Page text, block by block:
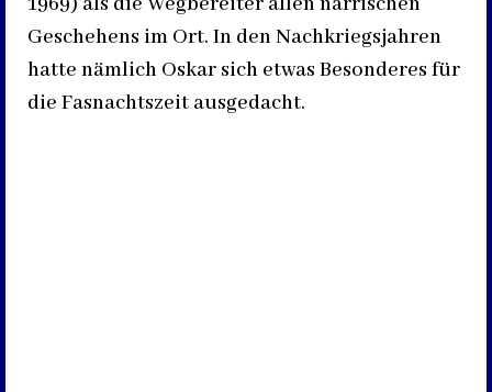
Geschehens im Ort. In den Nachkriegsjahren
hatte nämlich Oskar sich etwas Besonderes für
die Fasnachtszeit ausgedacht.